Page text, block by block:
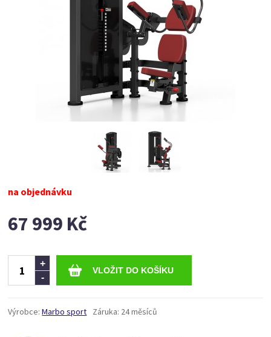
na objednávku
67 999 Kč
-
+
Výrobce: Marbo sport Záruka: 24 měsíců